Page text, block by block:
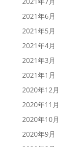
2021年6月
2021年5月
2021年4月
2021年3月
2021年1月
2020年12月
2020年11月
2020年10月
2020年9月